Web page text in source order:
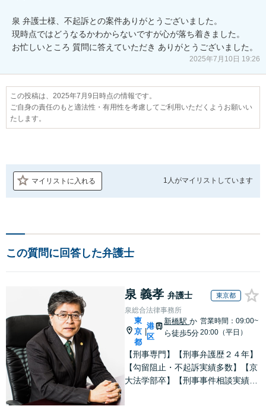
泉 弁護士様、不起訴との案件ありがとうございました。
現時点ではどうなるかわからないですが心が落ち着きました。
2025年7月10日 19:26
この投稿は、2025年7月9日時点の情報です。
ご自身の責任のもと適法性・有用性を考慮してご利用いただくようお願いい
たします。
マイリストに入れる 1人がマイリストしています
この質問に回答した弁護士
泉 義孝 弁護士 東京都
泉総合法律事務所
東
京
都
|
港
区
新橋駅か
ら徒歩5分
営業時間：09:00~
20:00（平日）
【刑事専門】【刑事弁護歴２４年】
【勾留阻止・不起訴実績多数】【京
大法学部卒】【刑事事件相談実績77